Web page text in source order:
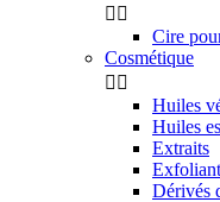
 
Cire
Cosmétique
 
Huiles
Huiles
Extraits
Dérivés